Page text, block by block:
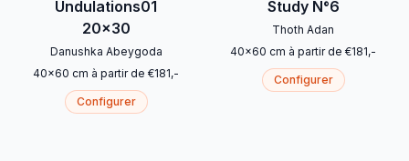
Undulations01
20x30
Danushka Abeygoda
40x60 cm à partir de €181,-
Configurer
Study N°6
Thoth Adan
40x60 cm à partir de €181,-
Configurer